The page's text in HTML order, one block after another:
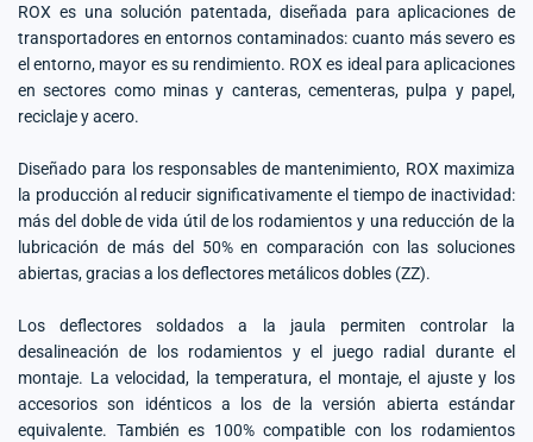
ROX es una solución patentada, diseñada para aplicaciones de
transportadores en entornos contaminados: cuanto más severo es
el entorno, mayor es su rendimiento. ROX es ideal para aplicaciones
en sectores como minas y canteras, cementeras, pulpa y papel,
reciclaje y acero.
Diseñado para los responsables de mantenimiento, ROX maximiza
la producción al reducir significativamente el tiempo de inactividad:
más del doble de vida útil de los rodamientos y una reducción de la
lubricación de más del 50% en comparación con las soluciones
abiertas, gracias a los deflectores metálicos dobles (ZZ).
Los deflectores soldados a la jaula permiten controlar la
desalineación de los rodamientos y el juego radial durante el
montaje. La velocidad, la temperatura, el montaje, el ajuste y los
accesorios son idénticos a los de la versión abierta estándar
equivalente. También es 100% compatible con los rodamientos